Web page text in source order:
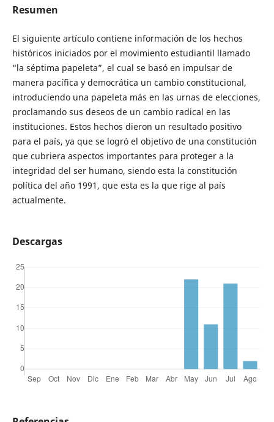
Resumen
El siguiente artículo contiene información de los hechos
históricos iniciados por el movimiento estudiantil llamado
“la séptima papeleta”, el cual se basó en impulsar de
manera pacífica y democrática un cambio constitucional,
introduciendo una papeleta más en las urnas de elecciones,
proclamando sus deseos de un cambio radical en las
instituciones. Estos hechos dieron un resultado positivo
para el país, ya que se logró el objetivo de una constitución
que cubriera aspectos importantes para proteger a la
integridad del ser humano, siendo esta la constitución
política del año 1991, que esta es la que rige al país
actualmente.
Descargas